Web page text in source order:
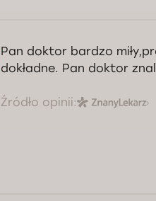
Pan doktor bardzo
dokładne. Pan doktor
Źródło opinii: